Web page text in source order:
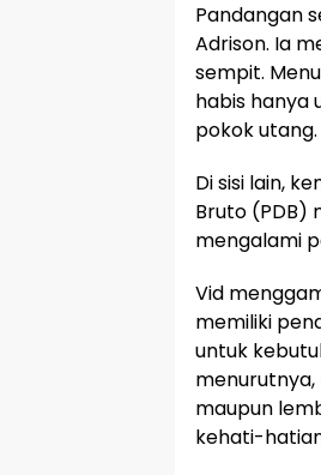
Pandangan
Adrison. Ia
sempit.
habis hanya
pokok utang.
Di sisi lain,
Bruto (PDB)
mengalami
Vid
memiliki
untuk
maupun
kehati-